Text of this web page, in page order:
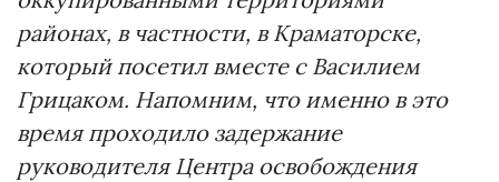
районах, в частности, в Краматорске,
который посетил вместе с Василием
Грицаком. Напомним, что именно в это
время проходило задержание
руководителя Центра освобождения